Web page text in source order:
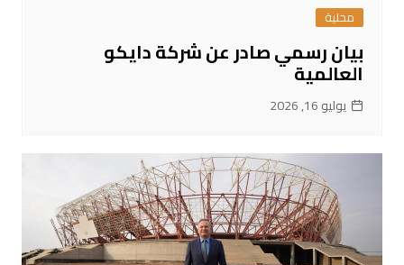
محلية
بيان رسمي صادر عن شركة دايكو
العالمية
يوليو 16, 2026